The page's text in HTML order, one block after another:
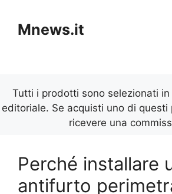
contenuto
Mnews.it
Tutti i prodotti sono selezionati
editoriale. Se acquisti uno di
ricevere una
Perché installare
antifurto